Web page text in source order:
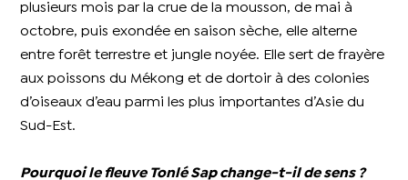
plusieurs mois par la crue de la mousson, de mai à
octobre, puis exondée en saison sèche, elle alterne
entre forêt terrestre et jungle noyée. Elle sert de frayère
aux poissons du Mékong et de dortoir à des colonies
d’oiseaux d’eau parmi les plus importantes d’Asie du
Sud-Est.
Pourquoi le fleuve Tonlé Sap change-t-il de sens ?